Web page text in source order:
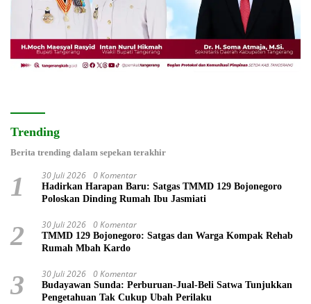
Trending
Berita trending dalam sepekan terakhir
1 30 Juli 2026 0 Komentar
Hadirkan Harapan Baru: Satgas TMMD 129 Bojonegoro
Poloskan Dinding Rumah Ibu Jasmiati
2 30 Juli 2026 0 Komentar
TMMD 129 Bojonegoro: Satgas dan Warga Kompak Rehab
Rumah Mbah Kardo
3 30 Juli 2026 0 Komentar
Budayawan Sunda: Perburuan-Jual-Beli Satwa Tunjukkan
Pengetahuan Tak Cukup Ubah Perilaku